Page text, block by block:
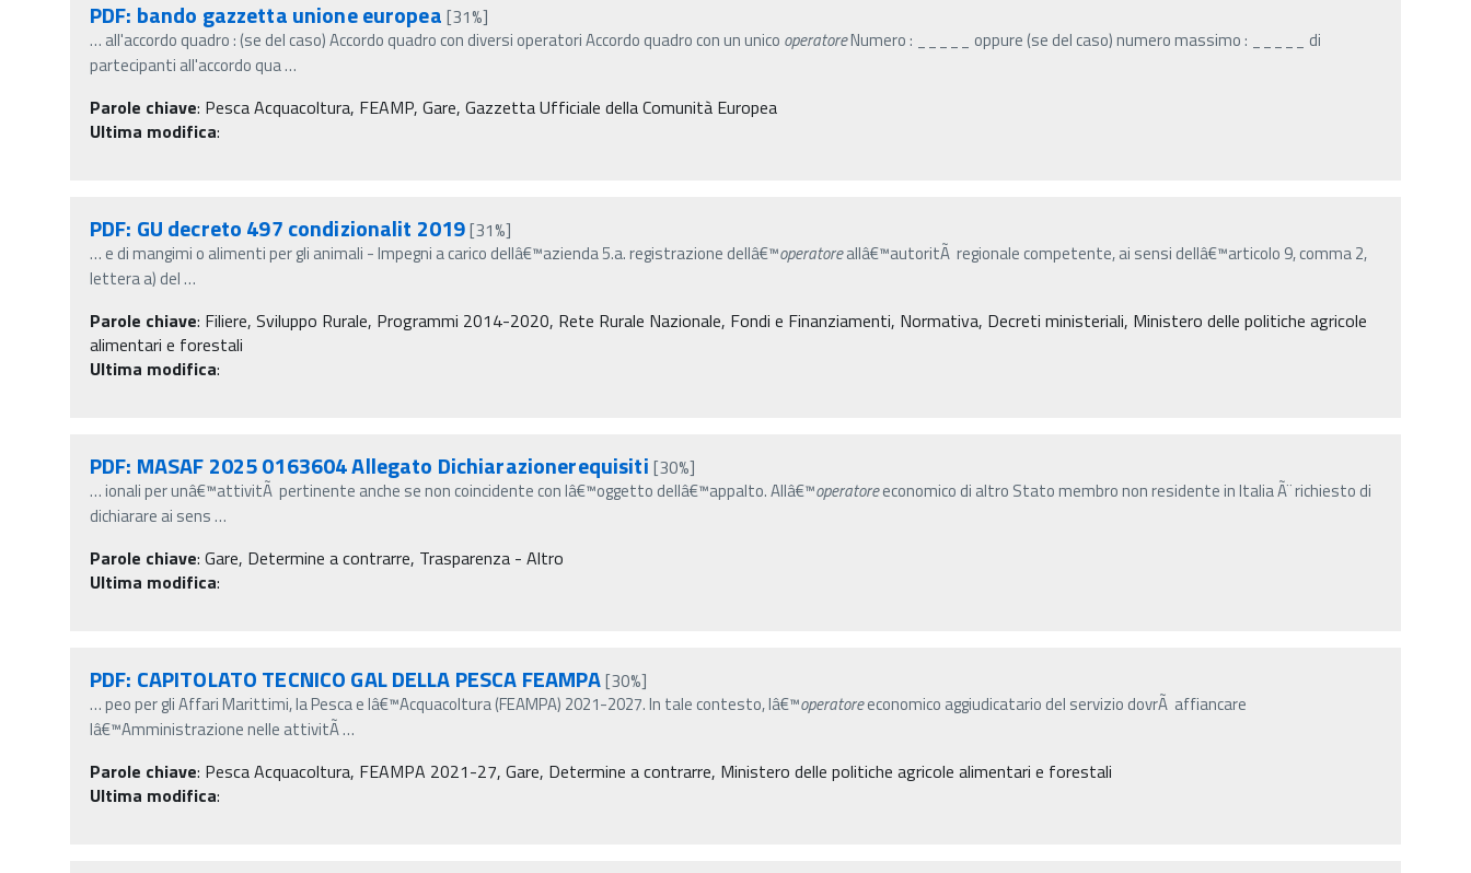
PDF: bando gazzetta unione europea [31%]
… all'accordo quadro : (se del caso) Accordo quadro con diversi operatori Accordo quadro con un unico operatoreNumero : _____ oppure (se del caso) numero massimo : _____ di
partecipanti all'accordo qua…
Parole chiave: Pesca Acquacoltura, FEAMP, Gare, Gazzetta Ufficiale della Comunità Europea
Ultima modifica:
PDF: GU decreto 497 condizionalit 2019[31%]
… e di mangimi o alimenti per gli animali - Impegni a carico dellâ€™azienda 5.a. registrazione dellâ€™operatoreallâ€™autoritÃ regionale competente, ai sensi dellâ€™articolo 9, comma 2,
lettera a) del…
Parole chiave: Filiere, Sviluppo Rurale, Programmi 2014-2020, Rete Rurale Nazionale, Fondi e Finanziamenti, Normativa, Decreti ministeriali, Ministero delle politiche agricole
alimentari e forestali
Ultima modifica:
PDF: MASAF 2025 0163604 Allegato Dichiarazionerequisiti [30%]
…ionali per unâ€™attivitÃ pertinente anche se non coincidente con lâ€™oggetto dellâ€™appalto. Allâ€™operatoreeconomico di altro Stato membro non residente in Italia Ã¨ richiesto di
dichiarare ai sens…
Parole chiave: Gare, Determine a contrarre, Trasparenza - Altro
Ultima modifica:
PDF: CAPITOLATO TECNICO GAL DELLA PESCA FEAMPA[30%]
…peo per gli Affari Marittimi, la Pesca e lâ€™Acquacoltura (FEAMPA) 2021-2027. In tale contesto, lâ€™operatoreeconomico aggiudicatario del servizio dovrÃ affiancare
lâ€™Amministrazione nelle attivitÃ…
Parole chiave: Pesca Acquacoltura, FEAMPA 2021-27, Gare, Determine a contrarre, Ministero delle politiche agricole alimentari e forestali
Ultima modifica: